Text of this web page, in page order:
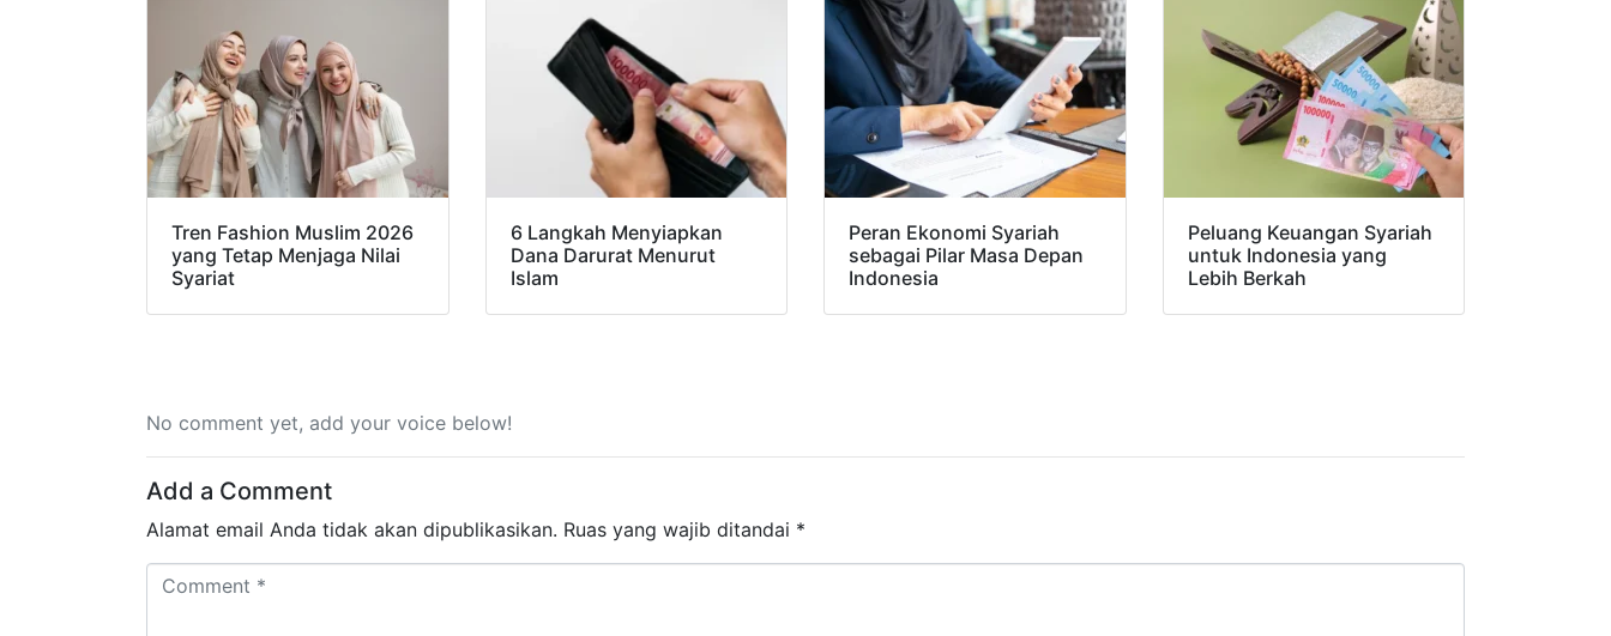
Tren Fashion Muslim 2026
yang Tetap Menjaga Nilai
Syariat
6 Langkah Menyiapkan
Dana Darurat Menurut
Islam
Peran Ekonomi Syariah
sebagai Pilar Masa Depan
Indonesia
Peluang Keuangan Syariah
untuk Indonesia yang
Lebih Berkah
No comment yet, add your voice below!
Add a Comment
Alamat email Anda tidak akan dipublikasikan. Ruas yang wajib ditandai *
Comment *